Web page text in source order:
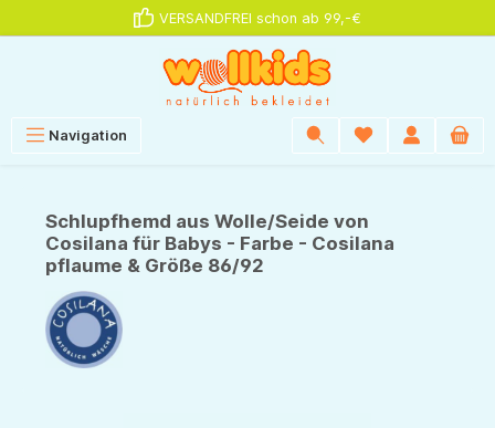
VERSANDFREI schon ab 99,-€
Navigation
Schlupfhemd aus Wolle/Seide von
Cosilana für Babys - Farbe - Cosilana
pflaume & Größe 86/92